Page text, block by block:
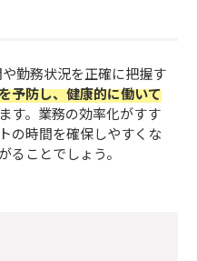
勤務状況を正確に把握す
予防し、健康的に働いて
す。業務の効率化がすす
の時間を確保しやすくな
ることでしょう。